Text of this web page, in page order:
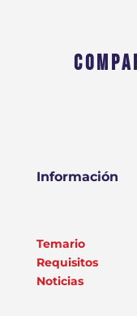
Información
Temario
Requisitos
Noticias